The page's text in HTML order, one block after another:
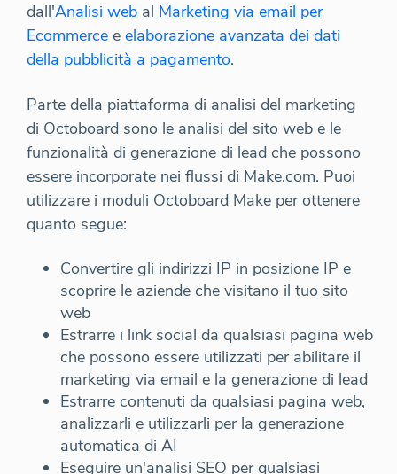
dall'Analisi web al Marketing via email per
Ecommerce e elaborazione avanzata dei dati
della pubblicità a pagamento.
Parte della piattaforma di analisi del marketing
di Octoboard sono le analisi del sito web e le
funzionalità di generazione di lead che possono
essere incorporate nei flussi di Make.com. Puoi
utilizzare i moduli Octoboard Make per ottenere
quanto segue:
Convertire gli indirizzi IP in posizione IP e
scoprire le aziende che visitano il tuo sito
web
Estrarre i link social da qualsiasi pagina web
che possono essere utilizzati per abilitare il
marketing via email e la generazione di lead
Estrarre contenuti da qualsiasi pagina web,
analizzarli e utilizzarli per la generazione
automatica di AI
Eseguire un'analisi SEO per qualsiasi